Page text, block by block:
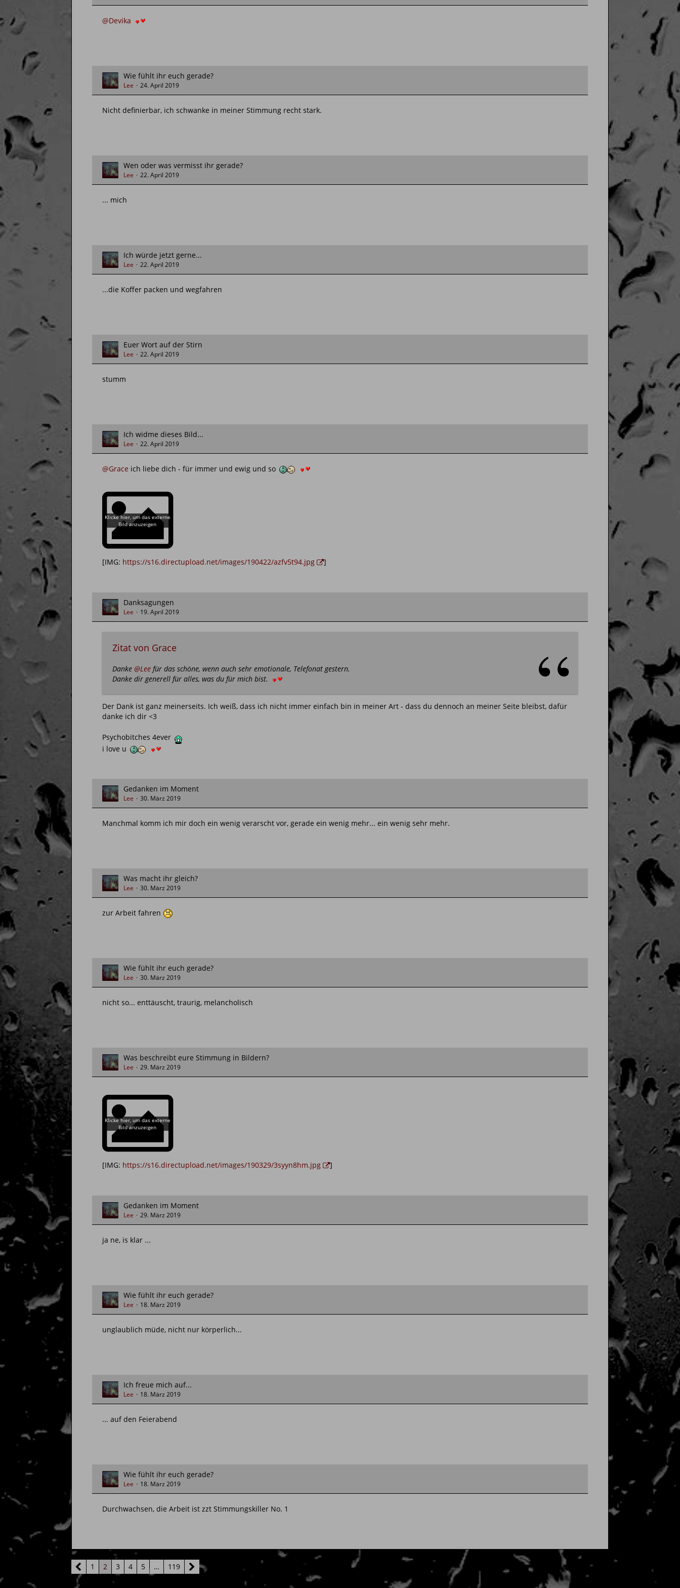
@Devika
Wie fühlt ihr euch gerade?
Lee 24. April 2019
Nicht definierbar, ich schwanke in meiner Stimmung recht stark.
Wen oder was vermisst ihr gerade?
Lee 22. April 2019
... mich
Ich würde jetzt gerne...
Lee 22. April 2019
...die Koffer packen und wegfahren
Euer Wort auf der Stirn
Lee 22. April 2019
stumm
Ich widme dieses Bild...
Lee 22. April 2019
@Grace ich liebe dich - für immer und ewig und so
[IMG: https://s16.directupload.net/images/190422/azfv5t94.jpg ]
Danksagungen
Lee 19. April 2019
Zitat von Grace
Danke @Leefür das schöne, wenn auch sehr emotionale, Telefonat gestern.
Danke dir generell für alles, was du für mich bist.
Der Dank ist ganz meinerseits. Ich weiß, dass ich nicht immer einfach bin in meiner Art - dass du dennoch an meiner Seite bleibst, dafür
danke ich dir <3
Psychobitches 4ever
i love u
Gedanken im Moment
Lee 30. März 2019
Manchmal komm ich mir doch ein wenig verarscht vor, gerade ein wenig mehr... ein wenig sehr mehr.
Was macht ihr gleich?
Lee 30. März 2019
zur Arbeit fahren
Wie fühlt ihr euch gerade?
Lee 30. März 2019
nicht so... enttäuscht, traurig, melancholisch
Was beschreibt eure Stimmung in Bildern?
Lee 29. März 2019
[IMG: https://s16.directupload.net/images/190329/3syyn8hm.jpg ]
Gedanken im Moment
Lee 29. März 2019
ja ne, is klar ...
Wie fühlt ihr euch gerade?
Lee 18. März 2019
unglaublich müde, nicht nur körperlich...
Ich freue mich auf...
Lee 18. März 2019
... auf den Feierabend
Wie fühlt ihr euch gerade?
Lee 18. März 2019
Durchwachsen, die Arbeit ist zzt Stimmungskiller No. 1
1 2 3 4 5 … 119